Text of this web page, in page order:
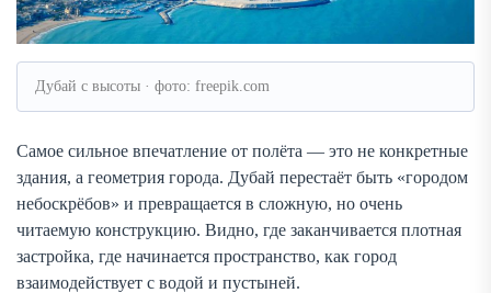
Дубай с высоты · фото: freepik.com
Самое сильное впечатление от полёта — это не конкретные
здания, а геометрия города. Дубай перестаёт быть «городом
небоскрёбов» и превращается в сложную, но очень
читаемую конструкцию. Видно, где заканчивается плотная
застройка, где начинается пространство, как город
взаимодействует с водой и пустыней.